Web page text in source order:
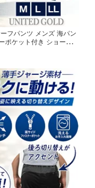
フパンツ メンズ 海パン
ポケット付き ショーツ
アウトドア リゾート 夏